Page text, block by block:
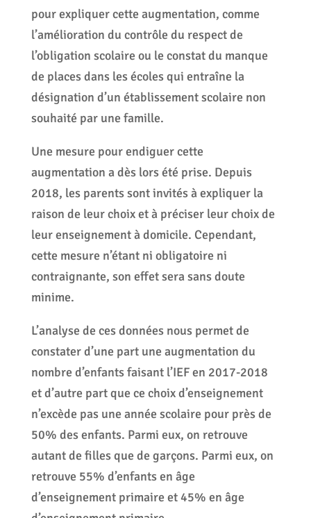
pour expliquer cette augmentation, comme
l’amélioration du contrôle du respect de
l’obligation scolaire ou le constat du manque
de places dans les écoles qui entraîne la
désignation d’un établissement scolaire non
souhaité par une famille.
Une mesure pour endiguer cette
augmentation a dès lors été prise. Depuis
2018, les parents sont invités à expliquer la
raison de leur choix et à préciser leur choix de
leur enseignement à domicile. Cependant,
cette mesure n’étant ni obligatoire ni
contraignante, son effet sera sans doute
minime.
L’analyse de ces données nous permet de
constater d’une part une augmentation du
nombre d’enfants faisant l’IEF en 2017-2018
et d’autre part que ce choix d’enseignement
n’excède pas une année scolaire pour près de
50% des enfants. Parmi eux, on retrouve
autant de filles que de garçons. Parmi eux, on
retrouve 55% d’enfants en âge
d’enseignement primaire et 45% en âge